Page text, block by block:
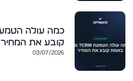
קובע את המחיר
03/07/2026